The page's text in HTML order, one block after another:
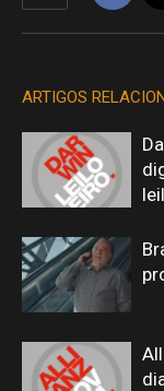
ARTIGOS